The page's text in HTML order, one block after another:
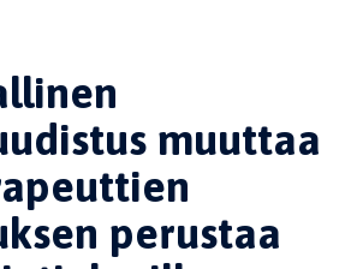
muuttaa
perustaa